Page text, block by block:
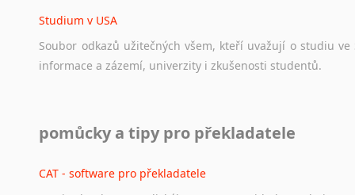
Studium v USA
Soubor odkazů užitečných všem, kteří uvažují o studiu ve
informace a zázemí, univerzity i zkušenosti studentů.
Odkazy poskytující cenné informace nekomerčního
pomůcky a tipy pro překladatele
CAT - software pro překladatele